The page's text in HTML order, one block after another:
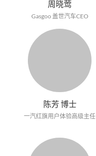
周晓莺
Gasgoo 盖世汽车CEO
陈芳 博士
一汽红旗用户体验高级主任